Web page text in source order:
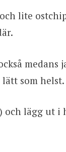
lite
medans
som helst.
lägg ut i